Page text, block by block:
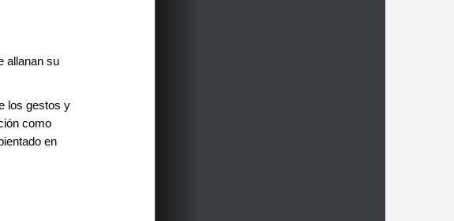
allanan su
los gestos y
como
en